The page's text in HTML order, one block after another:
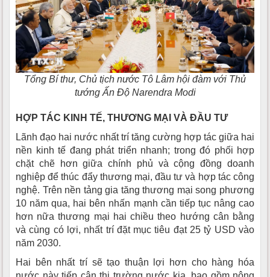
Tổng Bí thư, Chủ tịch nước Tô Lâm hội đàm với Thủ
tướng Ấn Độ Narendra Modi
HỢP TÁC KINH TẾ, THƯƠNG MẠI VÀ ĐẦU TƯ
Lãnh đạo hai nước nhất trí tăng cường hợp tác giữa hai
nền kinh tế đang phát triển nhanh; trong đó phối hợp
chặt chẽ hơn giữa chính phủ và cộng đồng doanh
nghiệp để thúc đẩy thương mại, đầu tư và hợp tác công
nghệ. Trên nền tảng gia tăng thương mại song phương
10 năm qua, hai bên nhấn mạnh cần tiếp tục nâng cao
hơn nữa thương mại hai chiều theo hướng cân bằng
và cùng có lợi, nhất trí đặt mục tiêu đạt 25 tỷ USD vào
năm 2030.
Hai bên nhất trí sẽ tạo thuận lợi hơn cho hàng hóa